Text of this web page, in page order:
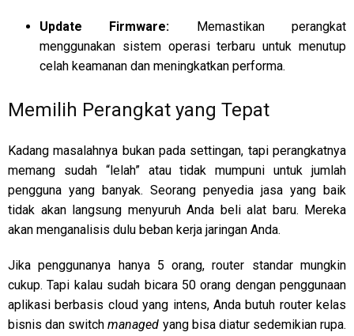
Update Firmware: Memastikan perangkat
menggunakan sistem operasi terbaru untuk menutup
celah keamanan dan meningkatkan performa.
Memilih Perangkat yang Tepat
Kadang masalahnya bukan pada settingan, tapi perangkatnya
memang sudah “lelah” atau tidak mumpuni untuk jumlah
pengguna yang banyak. Seorang penyedia jasa yang baik
tidak akan langsung menyuruh Anda beli alat baru. Mereka
akan menganalisis dulu beban kerja jaringan Anda.
Jika penggunanya hanya 5 orang, router standar mungkin
cukup. Tapi kalau sudah bicara 50 orang dengan penggunaan
aplikasi berbasis cloud yang intens, Anda butuh router kelas
bisnis dan switchmanaged yang bisa diatur sedemikian rupa.